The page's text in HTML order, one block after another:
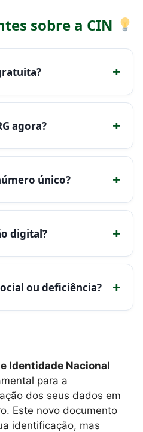
sobre a CIN
+
agora? +
único? +
digital? +
ou deficiência? +
Identidade Nacional
para a
dos seus dados em
Este novo documento
identificação, mas